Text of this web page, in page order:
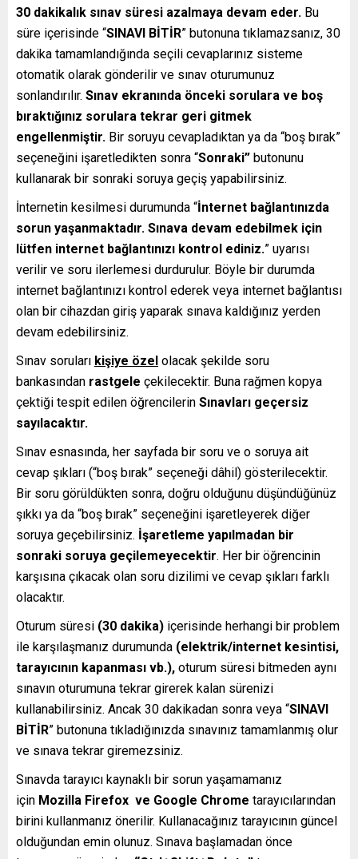
30 dakikalık sınav süresi azalmaya devam eder. Bu
süre içerisinde “SINAVI BİTİR” butonuna tıklamazsanız, 30
dakika tamamlandığında seçili cevaplarınız sisteme
otomatik olarak gönderilir ve sınav oturumunuz
sonlandırılır. Sınav ekranında önceki sorulara ve boş
bıraktığınız sorulara tekrar geri gitmek
engellenmiştir. Bir soruyu cevapladıktan ya da “boş bırak”
seçeneğini işaretledikten sonra “Sonraki” butonunu
kullanarak bir sonraki soruya geçiş yapabilirsiniz.
İnternetin kesilmesi durumunda “İnternet bağlantınızda
sorun yaşanmaktadır. Sınava devam edebilmek için
lütfen internet bağlantınızı kontrol ediniz.” uyarısı
verilir ve soru ilerlemesi durdurulur. Böyle bir durumda
internet bağlantınızı kontrol ederek veya internet bağlantısı
olan bir cihazdan giriş yaparak sınava kaldığınız yerden
devam edebilirsiniz.
Sınav soruları kişiye özel olacak şekilde soru
bankasından rastgele çekilecektir. Buna rağmen kopya
çektiği tespit edilen öğrencilerin Sınavları geçersiz
sayılacaktır.
Sınav esnasında, her sayfada bir soru ve o soruya ait
cevap şıkları (“boş bırak” seçeneği dâhil) gösterilecektir.
Bir soru görüldükten sonra, doğru olduğunu düşündüğünüz
şıkkı ya da “boş bırak” seçeneğini işaretleyerek diğer
soruya geçebilirsiniz. İşaretleme yapılmadan bir
sonraki soruya geçilemeyecektir. Her bir öğrencinin
karşısına çıkacak olan soru dizilimi ve cevap şıkları farklı
olacaktır.
Oturum süresi (30 dakika) içerisinde herhangi bir problem
ile karşılaşmanız durumunda (elektrik/internet kesintisi,
tarayıcının kapanması vb.), oturum süresi bitmeden aynı
sınavın oturumuna tekrar girerek kalan sürenizi
kullanabilirsiniz. Ancak 30 dakikadan sonra veya “SINAVI
BİTİR” butonuna tıkladığınızda sınavınız tamamlanmış olur
ve sınava tekrar giremezsiniz.
Sınavda tarayıcı kaynaklı bir sorun yaşamamanız
için Mozilla Firefox ve Google Chrome tarayıcılarından
birini kullanmanız önerilir. Kullanacağınız tarayıcının güncel
olduğundan emin olunuz. Sınava başlamadan önce